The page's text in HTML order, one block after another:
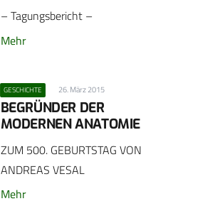
– Tagungsbericht –
Mehr
GESCHICHTE 26. März 2015
BEGRÜNDER DER
MODERNEN ANATOMIE
ZUM 500. GEBURTSTAG VON
ANDREAS VESAL
Mehr